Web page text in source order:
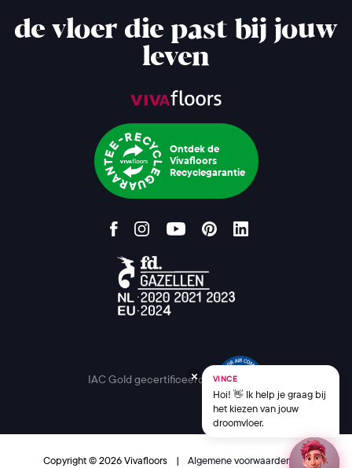
de vloer die past bij jouw
leven
Ontdek de
Vivafloors
Recyclegarantie
IAC Gold gecertificeerd
Copyright © 2026 Vivafloors | Algemene voorwaarden |
VINCE
Hoi! 👋 Ik help je graag bij
het kiezen van jouw
droomvloer.